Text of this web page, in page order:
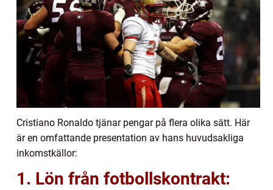
Cristiano Ronaldo tjänar pengar på flera olika sätt. Här
är en omfattande presentation av hans huvudsakliga
inkomstkällor:
1. Lön från fotbollskontrakt: